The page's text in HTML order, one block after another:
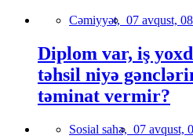
Cəmiyyət, 07 avqust,
Diplom var, iş
təhsil niyə
təminat vermir?
Sosial sahə, 07 avqust,